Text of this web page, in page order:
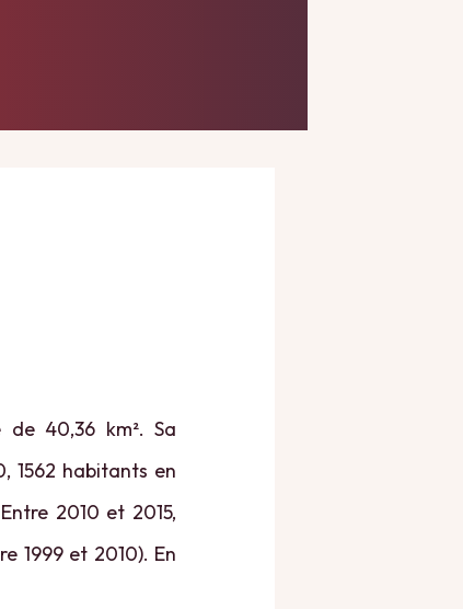
40,36 km². Sa
1562 habitants en
2010 et 2015,
1999 et 2010). En